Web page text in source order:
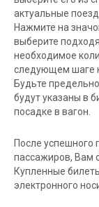
актуальные
Нажмите на
выберите
необходимое
следующем шаге
Будьте
будут указаны в
посадке в вагон.
После успешного
пассажиров, Вам
Купленные
электронного